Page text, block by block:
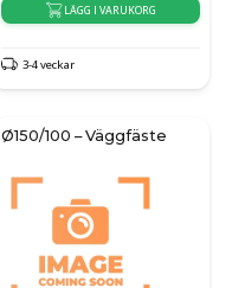
LÄGG I VARUKORG
3-4 veckar
Ø150/100 – Väggfäste